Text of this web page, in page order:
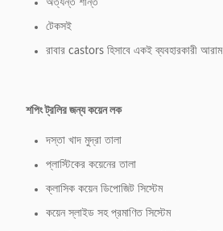
অত্যন্ত শান্ত
টেকসই
রাবার castors হিসাবে একই ব্যবহারকারী আরাম
শপিং ট্রলির জন্য কয়েন লক
দস্তা খাদ মুদ্রা তালা
প্লাস্টিকের কয়েনের তালা
ক্লাসিক কয়েন ডিপোজিট সিস্টেম
কয়েন স্লাইড সহ প্রমাণিত সিস্টেম